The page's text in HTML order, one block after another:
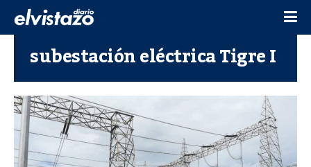
subestación eléctrica Tigre I